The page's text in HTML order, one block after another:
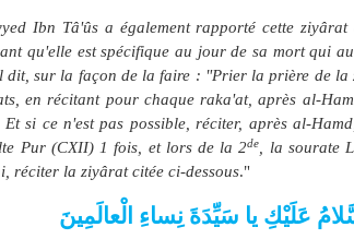
Ibn Tâ'ûs a également rapporté cette
qu'elle est spécifique au jour de sa mort qui
dit, sur la façon de la faire : "Prier la prière de la
en récitant pour chaque raka'at, après al-
si ce n'est pas possible, réciter, après al-
Pur (CXII) 1 fois, et lors de la 2de, la sourate
réciter la ziyârat citée ci-dessous."
عَلَيْكِ يا سَيِّدَةَ نِساءِ الْعالَمِينَ